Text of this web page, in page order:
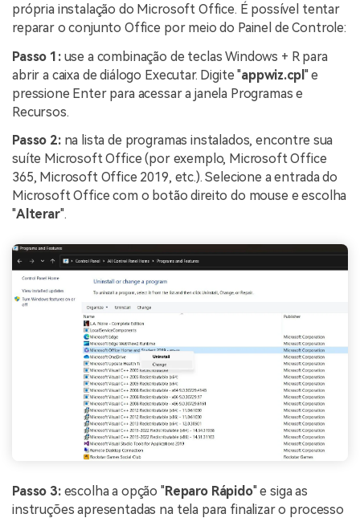
própria instalação do Microsoft Office. É possível tentar
reparar o conjunto Office por meio do Painel de Controle:
Passo 1:use a combinação de teclas Windows + R para
abrir a caixa de diálogo Executar. Digite "appwiz.cpl " e
pressione Enter para acessar a janela Programas e
Recursos.
Passo 2:na lista de programas instalados, encontre sua
suíte Microsoft Office (por exemplo, Microsoft Office
365, Microsoft Office 2019, etc.). Selecione a entrada do
Microsoft Office com o botão direito do mouse e escolha
"Alterar".
Passo 3:escolha a opção "Reparo Rápido" e siga as
instruções apresentadas na tela para finalizar o processo